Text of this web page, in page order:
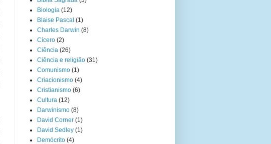
Biologia (12)
Blaise Pascal (1)
Charles Darwin (8)
Cícero (2)
Ciência (26)
Ciência e religião (31)
Comunismo (1)
Criacionismo (4)
Cristianismo (6)
Cultura (12)
Darwinismo (8)
David Corner (1)
David Sedley (1)
Demócrito (4)